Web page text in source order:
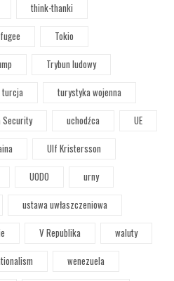
think-thanki
Tokio
Trybun ludowy
turcja
turystyka wojenna
Security uchodźca
UE
Ulf Kristersson
UODO
urny
ustawa uwłaszczeniowa
V Republika
waluty
wenezuela